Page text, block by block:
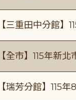
【三重田中分館】
【全市】115年新
【瑞芳分館】115